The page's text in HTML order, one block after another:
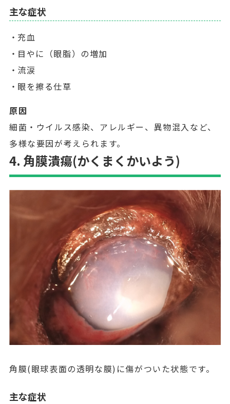
主な症状
充血
目やに（眼脂）の増加
流涙
眼を擦る仕草
原因
細菌・ウイルス感染、アレルギー、異物混入など、
多様な要因が考えられます。
4. 角膜潰瘍(かくまくかいよう)
角膜(眼球表面の透明な膜)に傷がついた状態です。
主な症状